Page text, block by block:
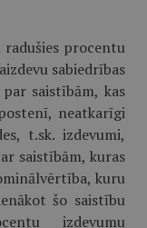
radušies procentu
sabiedrības
saistībām, kas
neatkarīgi
t.sk. izdevumi,
saistībām, kuras
kuru
šo saistību
izdevumu